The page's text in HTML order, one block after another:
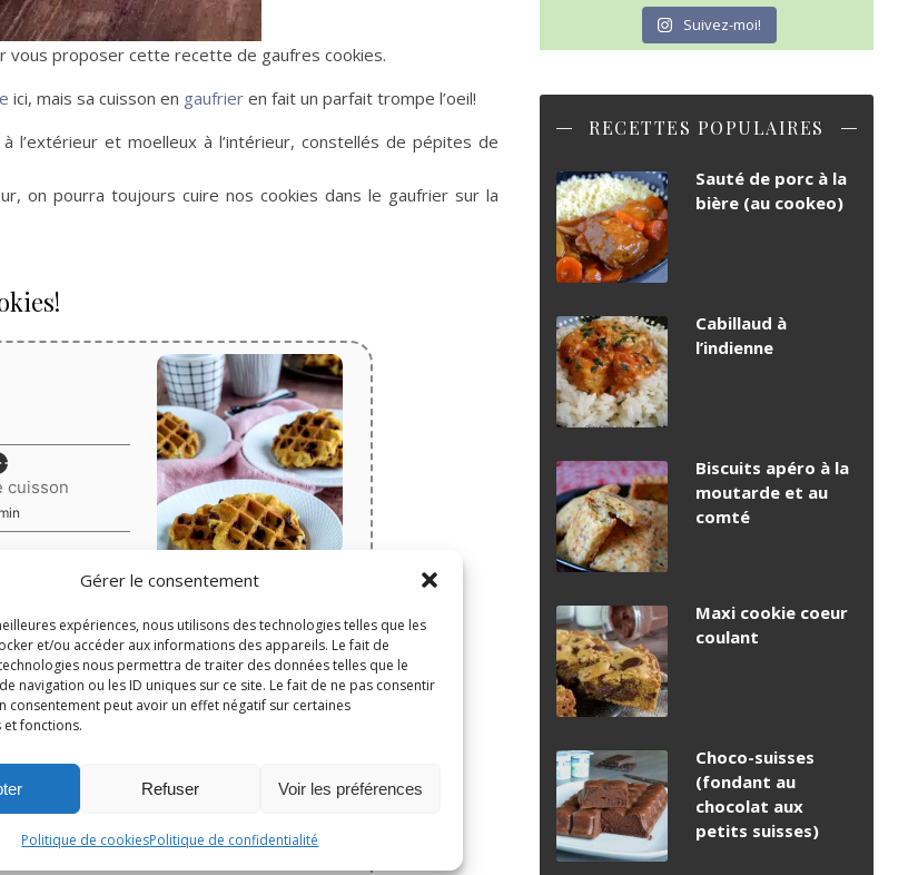
Gérer le consentement
expériences, nous utilisons des technologies telles que les
et/ou accéder aux informations des appareils. Le fait de
nous permettra de traiter des données telles que le
navigation ou les ID uniques sur ce site. Le fait de ne pas consentir
consentement peut avoir un effet négatif sur certaines
fonctions.
Refuser Voir les préférences
Politique de cookiesPolitique de confidentialité
vous proposer cette recette de gaufres cookies.
ici, mais sa cuisson en gaufrier en fait un parfait trompe l’oeil!
l’extérieur et moelleux à l’intérieur, constellés de pépites de
on pourra toujours cuire nos cookies dans le gaufrier sur la
Print
votes
cuisson
min
Suivez-moi!
RECETTES POPULAIRES
Sauté de porc à la
bière (au cookeo)
Cabillaud à
l’indienne
Biscuits apéro à la
moutarde et au
comté
Maxi cookie coeur
coulant
Choco-suisses
(fondant au
chocolat aux
petits suisses)